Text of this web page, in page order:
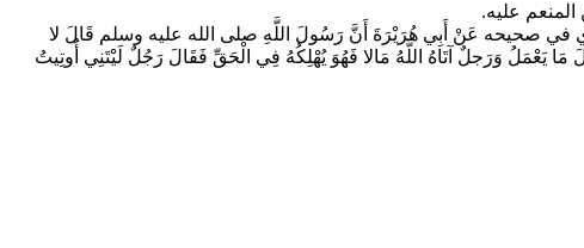
عليه.
في صحيحه عَنْ أَبِي هُرَيْرَةَ أَنَّ رَسُولَ اللَّهِ صلى الله عليه وسلم قَالَ لا
مَا يَعْمَلُ وَرَجلٌ آتَاهُ اللَّهُ مَالا فَهُوَ يُهْلِكُهُ فِي الْحَقِّ فَقَالَ رَجُلٌ لَيْتَنِي أُوتِيتُ